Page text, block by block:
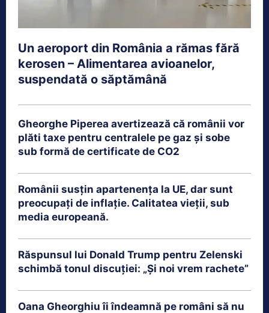
Un aeroport din România a rămas fără
kerosen – Alimentarea avioanelor,
suspendată o săptămână
Gheorghe Piperea avertizează că românii vor
plăti taxe pentru centralele pe gaz și sobe
sub formă de certificate de CO2
Românii susțin apartenența la UE, dar sunt
preocupați de inflație. Calitatea vieții, sub
media europeană.
Răspunsul lui Donald Trump pentru Zelenski
schimbă tonul discuției: „Și noi vrem rachete”
Oana Gheorghiu îi îndeamnă pe români să nu